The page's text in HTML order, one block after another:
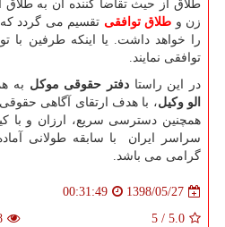
طلاق از حیث تقاضا کننده آن به
زن و طلاق توافقی تقسیم می گردد
را خواهد داشت. یا اینکه طرفین با
توافقی نمایند.
در این راستادفتر حقوقی موکل به
الو وکیل، با هدف ارتقای آگاهی
همچنین دسترسی سریع، ارزان و با
سراسر ایران با سابقه طولانی
گرامی می باشد.
1398/05/27
00:31:49
5.0
/
5